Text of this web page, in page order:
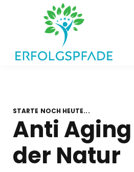
Deine
Dein
STARTE NOCH HEUTE...
Anti
der Natur